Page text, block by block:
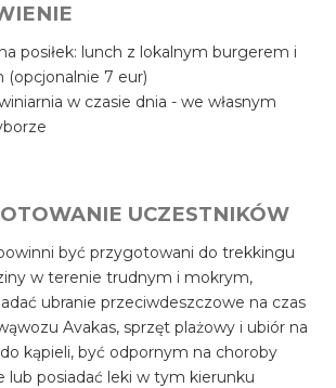
posiłek: lunch z lokalnym burgerem i
(opcjonalnie 7 eur)
w czasie dnia - we własnym
UCZESTNIKÓW
być przygotowani do trekkingu
w terenie trudnym i mokrym,
ubranie przeciwdeszczowe na czas
Avakas, sprzęt plażowy i ubiór na
kąpieli, być odpornym na choroby
lub posiadać leki w tym kierunku